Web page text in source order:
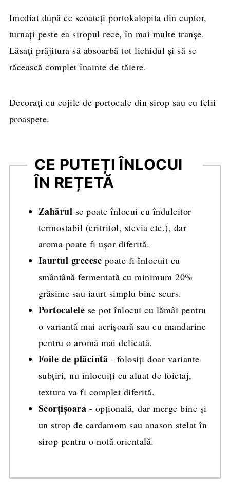
Imediat după ce scoateți portokalopita din cuptor,
turnați peste ea siropul rece, în mai multe tranșe.
Lăsați prăjitura să absoarbă tot lichidul și să se
răcească complet înainte de tăiere.
Decorați cu cojile de portocale din sirop sau cu felii
proaspete.
CE PUTEȚI ÎNLOCUI
ÎN REȚETĂ
Zahărul se poate înlocui cu îndulcitor
termostabil (eritritol, stevia etc.), dar
aroma poate fi ușor diferită.
Iaurtul grecesc poate fi înlocuit cu
smântână fermentată cu minimum 20%
grăsime sau iaurt simplu bine scurs.
Portocalele se pot înlocui cu lămâi pentru
o variantă mai acrișoară sau cu mandarine
pentru o aromă mai delicată.
Foile de plăcintă - folosiți doar variante
subțiri, nu înlocuiți cu aluat de foietaj,
textura va fi complet diferită.
Scorțișoara - opțională, dar merge bine și
un strop de cardamom sau anason stelat în
sirop pentru o notă orientală.